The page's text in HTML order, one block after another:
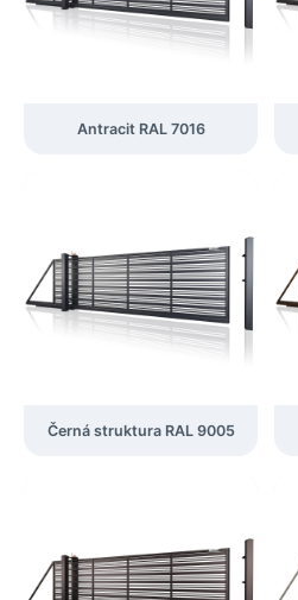
Antracit RAL 7016
Černá struktura RAL 9005